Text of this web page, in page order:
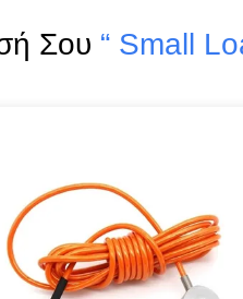
Σου “ Small